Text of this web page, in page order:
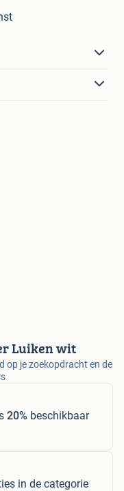
Luiken wit
op je zoekopdracht en de
20% beschikbaar
in de categorie